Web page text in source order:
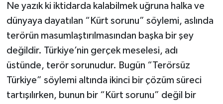
Ne yazık ki iktidarda kalabilmek uğruna halka ve
dünyaya dayatılan “Kürt sorunu” söylemi, aslında
terörün masumlaştırılmasından başka bir şey
değildir. Türkiye’nin gerçek meselesi, adı
üstünde, terör sorunudur. Bugün “Terörsüz
Türkiye” söylemi altında ikinci bir çözüm süreci
tartışılırken, bunun bir “Kürt sorunu” değil bir